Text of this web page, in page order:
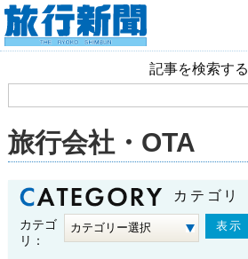
記事を検索する
旅行会社・OTA
カテゴリ
カテゴ
リ：